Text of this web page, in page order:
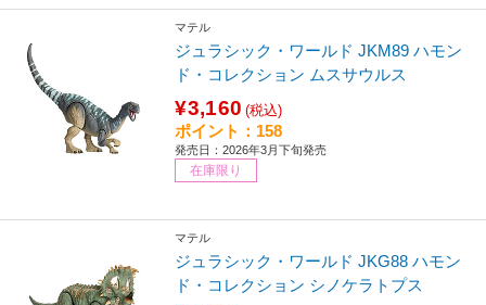
マテル
ジュラシック・ワールド JKM89 ハモン
ド・コレクション ムスサウルス
¥3,160 (税込)
ポイント：158
発売日：2026年3月下旬発売
在庫限り
マテル
ジュラシック・ワールド JKG88 ハモン
ド・コレクション シノケラトプス